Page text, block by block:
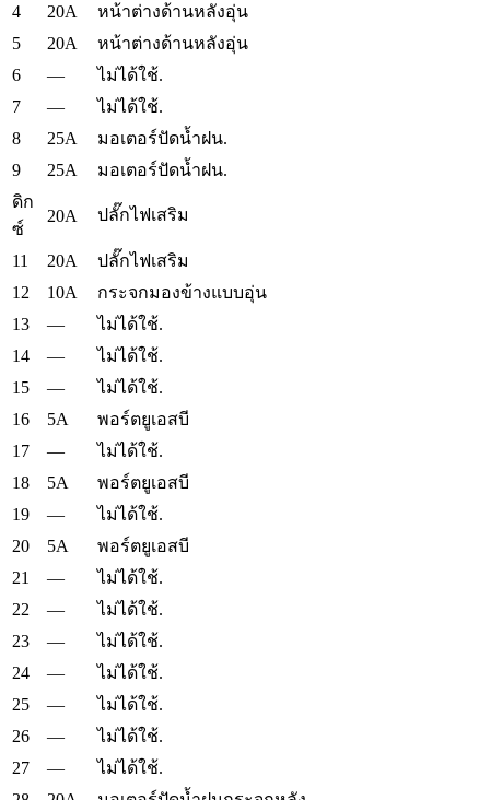
4
20A
หน้าต่างด้านหลังอุ่น
5
20A
หน้าต่างด้านหลังอุ่น
6
—
ไม่ได้ใช้.
7
—
ไม่ได้ใช้.
8
25A
มอเตอร์ปัดน้ำฝน.
9
25A
มอเตอร์ปัดน้ำฝน.
ดิก
ซ์
20A ปลั๊กไฟเสริม
11 20A
ปลั๊กไฟเสริม
12
10A
กระจกมองข้างแบบอุ่น
13
—
ไม่ได้ใช้.
14
—
ไม่ได้ใช้.
15
—
ไม่ได้ใช้.
16
5A
พอร์ตยูเอสบี
17
—
ไม่ได้ใช้.
18
5A
พอร์ตยูเอสบี
19
—
ไม่ได้ใช้.
20
5A
พอร์ตยูเอสบี
21
—
ไม่ได้ใช้.
22
—
ไม่ได้ใช้.
23
—
ไม่ได้ใช้.
24
—
ไม่ได้ใช้.
25
—
ไม่ได้ใช้.
26
—
ไม่ได้ใช้.
27
—
ไม่ได้ใช้.